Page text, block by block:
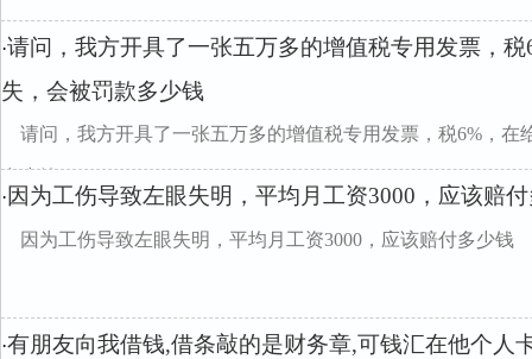
·请问，我方开具了一张五万多的增值税专用发票，
失，会被罚款多少钱
请问，我方开具了一张五万多的增值税专用发票，税6%，在
多少钱
· 因为工伤导致左眼失明，平均月工资3000，应该赔
因为工伤导致左眼失明，平均月工资3000，应该赔付多少钱
·有朋友向我借钱,借条敲的是财务章,可钱汇在他个人